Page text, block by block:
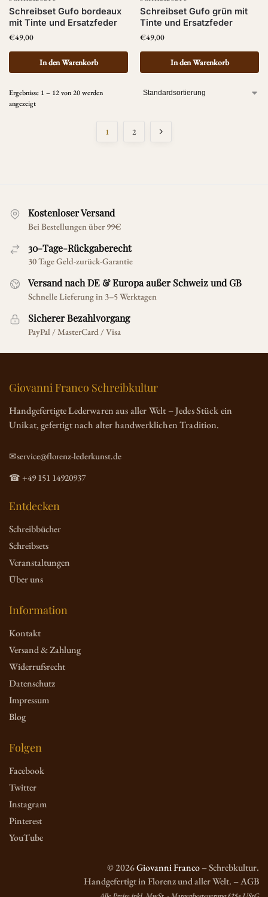
Schreibset Gufo bordeaux
mit Tinte und Ersatzfeder
€49,00
In den Warenkorb
Schreibset Gufo grün mit
Tinte und Ersatzfeder
€49,00
In den Warenkorb
Ergebnisse 1 – 12 von 20 werden
angezeigt
1 2
Kostenloser Versand
Bei Bestellungen über 99€
30-Tage-Rückgaberecht
30 Tage Geld-zurück-Garantie
Versand nach DE & Europa außer Schweiz und GB
Schnelle Lieferung in 3–5 Werktagen
Sicherer Bezahlvorgang
PayPal / MasterCard / Visa
Giovanni Franco Schreibkultur
Handgefertigte Lederwaren aus aller Welt – Jedes Stück ein
Unikat, gefertigt nach alter handwerklichen Tradition.
✉service@florenz-lederkunst.de
☎ +49 151 14920937
Entdecken
Schreibbücher
Schreibsets
Veranstaltungen
Über uns
Information
Kontakt
Versand & Zahlung
Widerrufsrecht
Datenschutz
Impressum
Blog
Folgen
Facebook
Twitter
Instagram
Pinterest
YouTube
© 2026Giovanni Franco– Schrebkultur.
Handgefertigt in Florenz und aller Welt. – AGB